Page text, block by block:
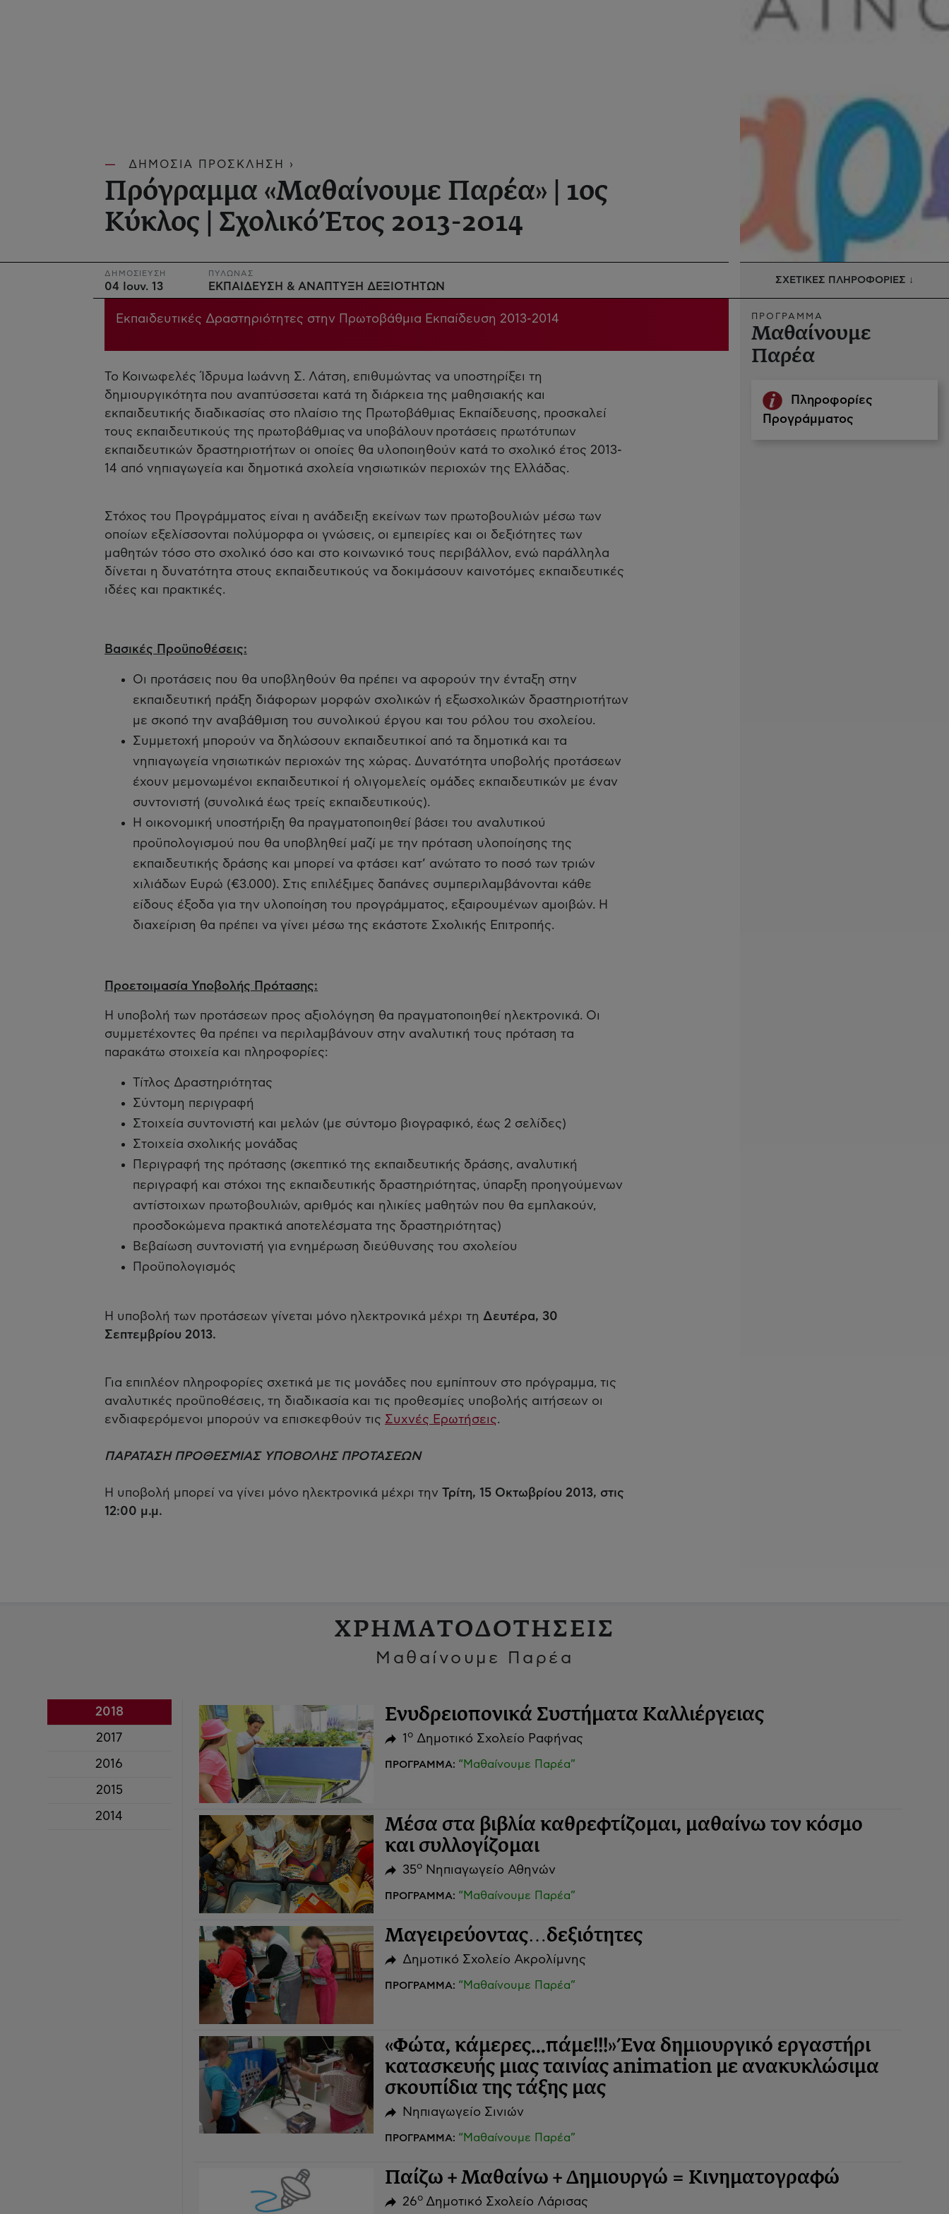
ΔΗΜΟΣΙΑ ΠΡΟΣΚΛΗΣΗ ›
Πρόγραμμα «Μαθαίνουμε Παρέα» | 1ος
Κύκλος | Σχολικό Έτος 2013-2014
ΔΗΜΟΣΙΕΥΣΗ
04 Ιουν. 13
ΠΥΛΩΝΑΣ
ΕΚΠΑΙΔΕΥΣΗ & ΑΝΑΠΤΥΞΗ ΔΕΞΙΟΤΗΤΩΝ
ΣΧΕΤΙΚΕΣ ΠΛΗΡΟΦΟΡΙΕΣ ↓
Εκπαιδευτικές Δραστηριότητες στην Πρωτοβάθμια Εκπαίδευση 2013-2014
Το Κοινωφελές Ίδρυμα Ιωάννη Σ. Λάτση, επιθυμώντας να υποστηρίξει τη
δημιουργικότητα που αναπτύσσεται κατά τη διάρκεια της μαθησιακής και
εκπαιδευτικής διαδικασίας στο πλαίσιο της Πρωτοβάθμιας Εκπαίδευσης, προσκαλεί
τους εκπαιδευτικούς της πρωτοβάθμιας να υποβάλουν προτάσεις πρωτότυπων
εκπαιδευτικών δραστηριοτήτων οι οποίες θα υλοποιηθούν κατά το σχολικό έτος 2013-
14 από νηπιαγωγεία και δημοτικά σχολεία νησιωτικών περιοχών της Ελλάδας.
Στόχος του Προγράμματος είναι η ανάδειξη εκείνων των πρωτοβουλιών μέσω των
οποίων εξελίσσονται πολύμορφα οι γνώσεις, οι εμπειρίες και οι δεξιότητες των
μαθητών τόσο στο σχολικό όσο και στο κοινωνικό τους περιβάλλον, ενώ παράλληλα
δίνεται η δυνατότητα στους εκπαιδευτικούς να δοκιμάσουν καινοτόμες εκπαιδευτικές
ιδέες και πρακτικές.
Βασικές Προϋποθέσεις:
Οι προτάσεις που θα υποβληθούν θα πρέπει να αφορούν την ένταξη στην
εκπαιδευτική πράξη διάφορων μορφών σχολικών ή εξωσχολικών δραστηριοτήτων
με σκοπό την αναβάθμιση του συνολικού έργου και του ρόλου του σχολείου.
Συμμετοχή μπορούν να δηλώσουν εκπαιδευτικοί από τα δημοτικά και τα
νηπιαγωγεία νησιωτικών περιοχών της χώρας. Δυνατότητα υποβολής προτάσεων
έχουν μεμονωμένοι εκπαιδευτικοί ή ολιγομελείς ομάδες εκπαιδευτικών με έναν
συντονιστή (συνολικά έως τρείς εκπαιδευτικούς).
Η οικονομική υποστήριξη θα πραγματοποιηθεί βάσει του αναλυτικού
προϋπολογισμού που θα υποβληθεί μαζί με την πρόταση υλοποίησης της
εκπαιδευτικής δράσης και μπορεί να φτάσει κατ’ ανώτατο το ποσό των τριών
χιλιάδων Ευρώ (€3.000). Στις επιλέξιμες δαπάνες συμπεριλαμβάνονται κάθε
είδους έξοδα για την υλοποίηση του προγράμματος, εξαιρουμένων αμοιβών. Η
διαχείριση θα πρέπει να γίνει μέσω της εκάστοτε Σχολικής Επιτροπής.
Προετοιμασία Υποβολής Πρότασης:
Η υποβολή των προτάσεων προς αξιολόγηση θα πραγματοποιηθεί ηλεκτρονικά. Οι
συμμετέχοντες θα πρέπει να περιλαμβάνουν στην αναλυτική τους πρόταση τα
παρακάτω στοιχεία και πληροφορίες:
Τίτλος Δραστηριότητας
Σύντομη περιγραφή
Στοιχεία συντονιστή και μελών (με σύντομο βιογραφικό, έως 2 σελίδες)
Στοιχεία σχολικής μονάδας
Περιγραφή της πρότασης (σκεπτικό της εκπαιδευτικής δράσης, αναλυτική
περιγραφή και στόχοι της εκπαιδευτικής δραστηριότητας, ύπαρξη προηγούμενων
αντίστοιχων πρωτοβουλιών, αριθμός και ηλικίες μαθητών που θα εμπλακούν,
προσδοκώμενα πρακτικά αποτελέσματα της δραστηριότητας)
Βεβαίωση συντονιστή για ενημέρωση διεύθυνσης του σχολείου
Προϋπολογισμός
Η υποβολή των προτάσεων γίνεται μόνο ηλεκτρονικά μέχρι τη Δευτέρα, 30
Σεπτεμβρίου 2013.
Για επιπλέον πληροφορίες σχετικά με τις μονάδες που εμπίπτουν στο πρόγραμμα, τις
αναλυτικές προϋποθέσεις, τη διαδικασία και τις προθεσμίες υποβολής αιτήσεων οι
ενδιαφερόμενοι μπορούν να επισκεφθούν τις Συχνές Ερωτήσεις.
ΠΑΡΑΤΑΣΗ ΠΡΟΘΕΣΜΙΑΣ ΥΠΟΒΟΛΗΣ ΠΡΟΤΑΣΕΩΝ
Η υποβολή μπορεί να γίνει μόνο ηλεκτρονικά μέχρι την Τρίτη, 15 Οκτωβρίου 2013, στις
12:00 μ.μ.
ΠΡΟΓΡΑΜΜΑ
Μαθαίνουμε
Παρέα
Πληροφορίες
Προγράμματος
ΧΡΗΜΑΤΟΔΟΤΗΣΕΙΣ
Μαθαίνουμε Παρέα
2018
2017
2016
2015
2014
Ενυδρειοπονικά Συστήματα Καλλιέργειας
1ο Δημοτικό Σχολείο Ραφήνας
ΠΡΟΓΡΑΜΜΑ: “Μαθαίνουμε Παρέα”
Μέσα στα βιβλία καθρεφτίζομαι, μαθαίνω τον κόσμο
και συλλογίζομαι
35ο Νηπιαγωγείο Αθηνών
ΠΡΟΓΡΑΜΜΑ: “Μαθαίνουμε Παρέα”
Μαγειρεύοντας…δεξιότητες
Δημοτικό Σχολείο Ακρολίμνης
ΠΡΟΓΡΑΜΜΑ: “Μαθαίνουμε Παρέα”
«Φώτα, κάμερες...πάμε!!!» Ένα δημιουργικό εργαστήρι
κατασκευής μιας ταινίας animation με ανακυκλώσιμα
σκουπίδια της τάξης μας
Νηπιαγωγείο Σινιών
ΠΡΟΓΡΑΜΜΑ: “Μαθαίνουμε Παρέα”
Παίζω + Μαθαίνω + Δημιουργώ = Κινηματογραφώ
26ο Δημοτικό Σχολείο Λάρισας